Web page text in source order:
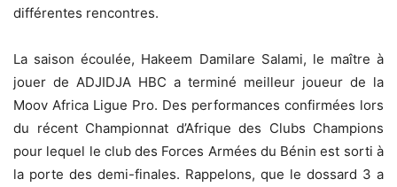
différentes rencontres.
La saison écoulée, Hakeem Damilare Salami, le maître à
jouer de ADJIDJA HBC a terminé meilleur joueur de la
Moov Africa Ligue Pro. Des performances confirmées lors
du récent Championnat d’Afrique des Clubs Champions
pour lequel le club des Forces Armées du Bénin est sorti à
la porte des demi-finales. Rappelons, que le dossard 3 a